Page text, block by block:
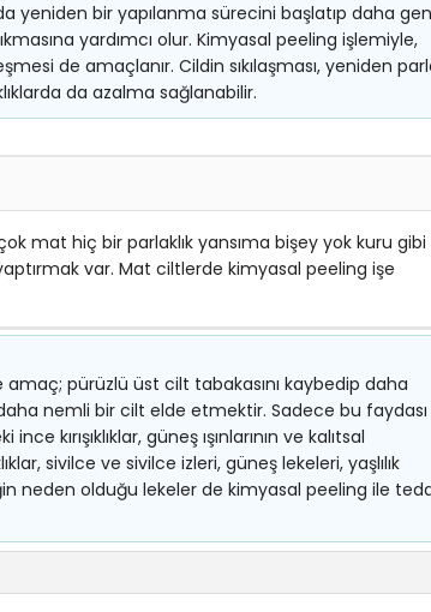
yeniden bir yapılanma sürecini başlatıp daha
yardımcı olur. Kimyasal peeling işlemiyle,
de amaçlanır. Cildin sıkılaşması, yeniden
da azalma sağlanabilir.
mat hiç bir parlaklık yansıma bişey yok kuru gibi
var. Mat ciltlerde kimyasal peeling işe
pürüzlü üst cilt tabakasını kaybedip daha
nemli bir cilt elde etmektir. Sadece bu faydası
kırışıklıklar, güneş ışınlarının ve kalıtsal
sivilce ve sivilce izleri, güneş lekeleri, yaşlılık
neden olduğu lekeler de kimyasal peeling ile